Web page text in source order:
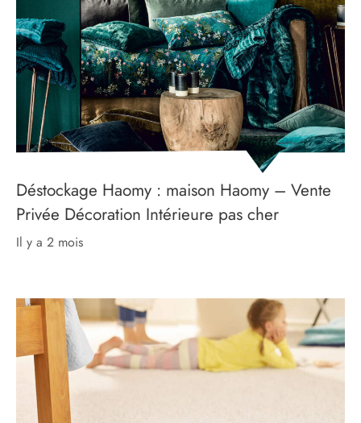
Déstockage Haomy : maison Haomy – Vente
Privée Décoration Intérieure pas cher
il y a 2 mois